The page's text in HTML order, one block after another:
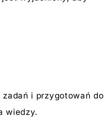
i przygotowań do
wiedzy.